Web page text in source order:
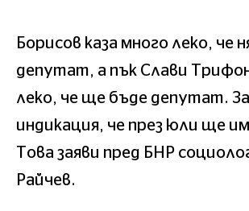
Борисов каза много леко, че
депутат, а пък Слави
леко, че ще бъде депутат.
индикация, че през юли ще
Това заяви пред БНР
Райчев.